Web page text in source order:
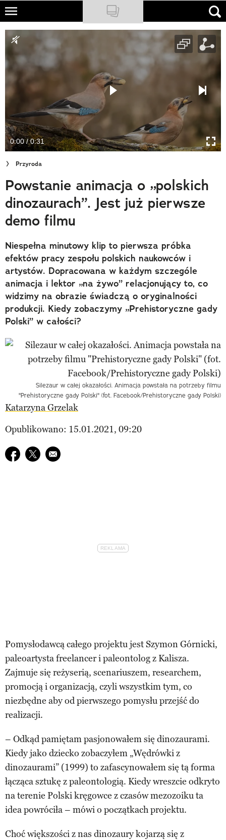
Skip
main
content
NATIONAL GEOGRAPHIC
TRAVELER
PODCASTY
Sklep
Newsletter
Cuda Polski
Wielki Konkurs Fotograficzny
Trendbook Podróżniczy
Polecane
0:00 / 0:31
Przyroda
Powstanie animacja o „polskich
dinozaurach”. Jest już pierwsze
demo filmu
Niespełna minutowy klip to pierwsza próbka
efektów pracy zespołu polskich naukowców i
artystów. Dopracowana w każdym szczególe
animacja i lektor „na żywo” relacjonujący to, co
widzimy na obrazie świadczą o oryginalności
produkcji. Kiedy zobaczymy „Prehistoryczne gady
Polski” w całości?
Silezaur w całej okazałości. Animacja powstała na potrzeby filmu
"Prehistoryczne gady Polski" (fot. Facebook/Prehistoryczne gady Polski)
Katarzyna Grzelak
Opublikowano: 15.01.2021, 09:20
Udostępnij na facebook
Udostępnij na twitter
E-mail do przyjaciela
Pomysłodawcą całego projektu jest Szymon Górnicki,
paleoartysta freelancer i paleontolog z Kalisza.
Zajmuje się reżyserią, scenariuszem, researchem,
promocją i organizacją, czyli wszystkim tym, co
niezbędne aby od pierwszego pomysłu przejść do
realizacji.
– Odkąd pamiętam pasjonowałem się dinozaurami.
Kiedy jako dziecko zobaczyłem „Wędrówki z
dinozaurami” (1999) to zafascynowałem się tą forma
łącząca sztukę z paleontologią. Kiedy wreszcie odkryto
na terenie Polski kręgowce z czasów mezozoiku ta
idea powróciła – mówi o początkach projektu.
Choć większości z nas dinozaury kojarzą się z